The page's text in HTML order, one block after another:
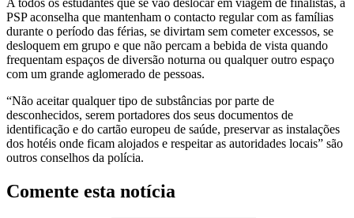
A todos os estudantes que se vão deslocar em viagem de finalistas, a
PSP aconselha que mantenham o contacto regular com as famílias
durante o período das férias, se divirtam sem cometer excessos, se
desloquem em grupo e que não percam a bebida de vista quando
frequentam espaços de diversão noturna ou qualquer outro espaço
com um grande aglomerado de pessoas.
“Não aceitar qualquer tipo de substâncias por parte de
desconhecidos, serem portadores dos seus documentos de
identificação e do cartão europeu de saúde, preservar as instalações
dos hotéis onde ficam alojados e respeitar as autoridades locais” são
outros conselhos da polícia.
Comente esta notícia